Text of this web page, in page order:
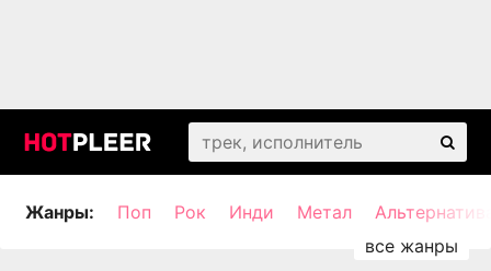
Жанры: Поп Рок Инди Метал